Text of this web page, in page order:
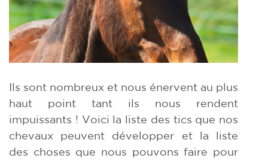
Ils sont nombreux et nous énervent au plus
haut point tant ils nous rendent
impuissants ! Voici la liste des tics que nos
chevaux peuvent développer et la liste
des choses que nous pouvons faire pour